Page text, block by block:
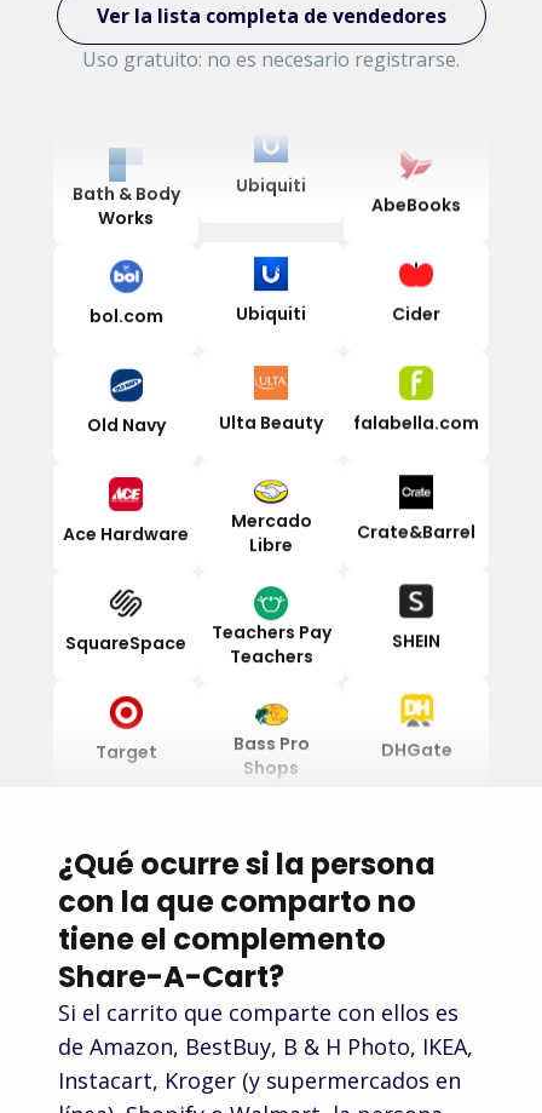
Ver la lista completa de vendedores
Uso gratuito: no es necesario registrarse.
Bath & Body
Works
bol.com
Old Navy
Ace Hardware
Farfetch
Zoro
Ubiquiti
Ubiquiti
Ulta Beauty
Mercado
Libre
Teachers Pay
Teachers
Bass Pro
Shops
Eddie Bauer
Safeway
WebstaurantStore
AbeBooks
Cider
falabella.com
Crate&Barrel
REVOLVE
¿Qué ocurre si la persona
con la que comparto no
tiene el complemento
Share-A-Cart?
Si el carrito que comparte con ellos es
de Amazon, BestBuy, B & H Photo, IKEA,
Instacart, Kroger (y supermercados en